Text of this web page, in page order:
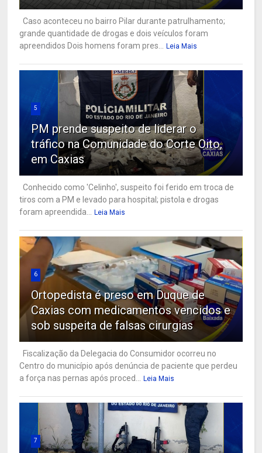
Caso aconteceu no bairro Pilar durante patrulhamento;
grande quantidade de drogas e dois veículos foram
apreendidos Dois homens foram pres...
Leia Mais
5
PM prende suspeito de liderar o
tráfico na Comunidade do Corte Oito,
em Caxias
Conhecido como 'Celinho', suspeito foi ferido em troca de
tiros com a PM e levado para hospital; pistola e drogas
foram apreendida...
Leia Mais
6
Ortopedista é preso em Duque de
Caxias com medicamentos vencidos e
sob suspeita de falsas cirurgias
Fiscalização da Delegacia do Consumidor ocorreu no
Centro do município após denúncia de paciente que perdeu
a força nas pernas após proced...
Leia Mais
7